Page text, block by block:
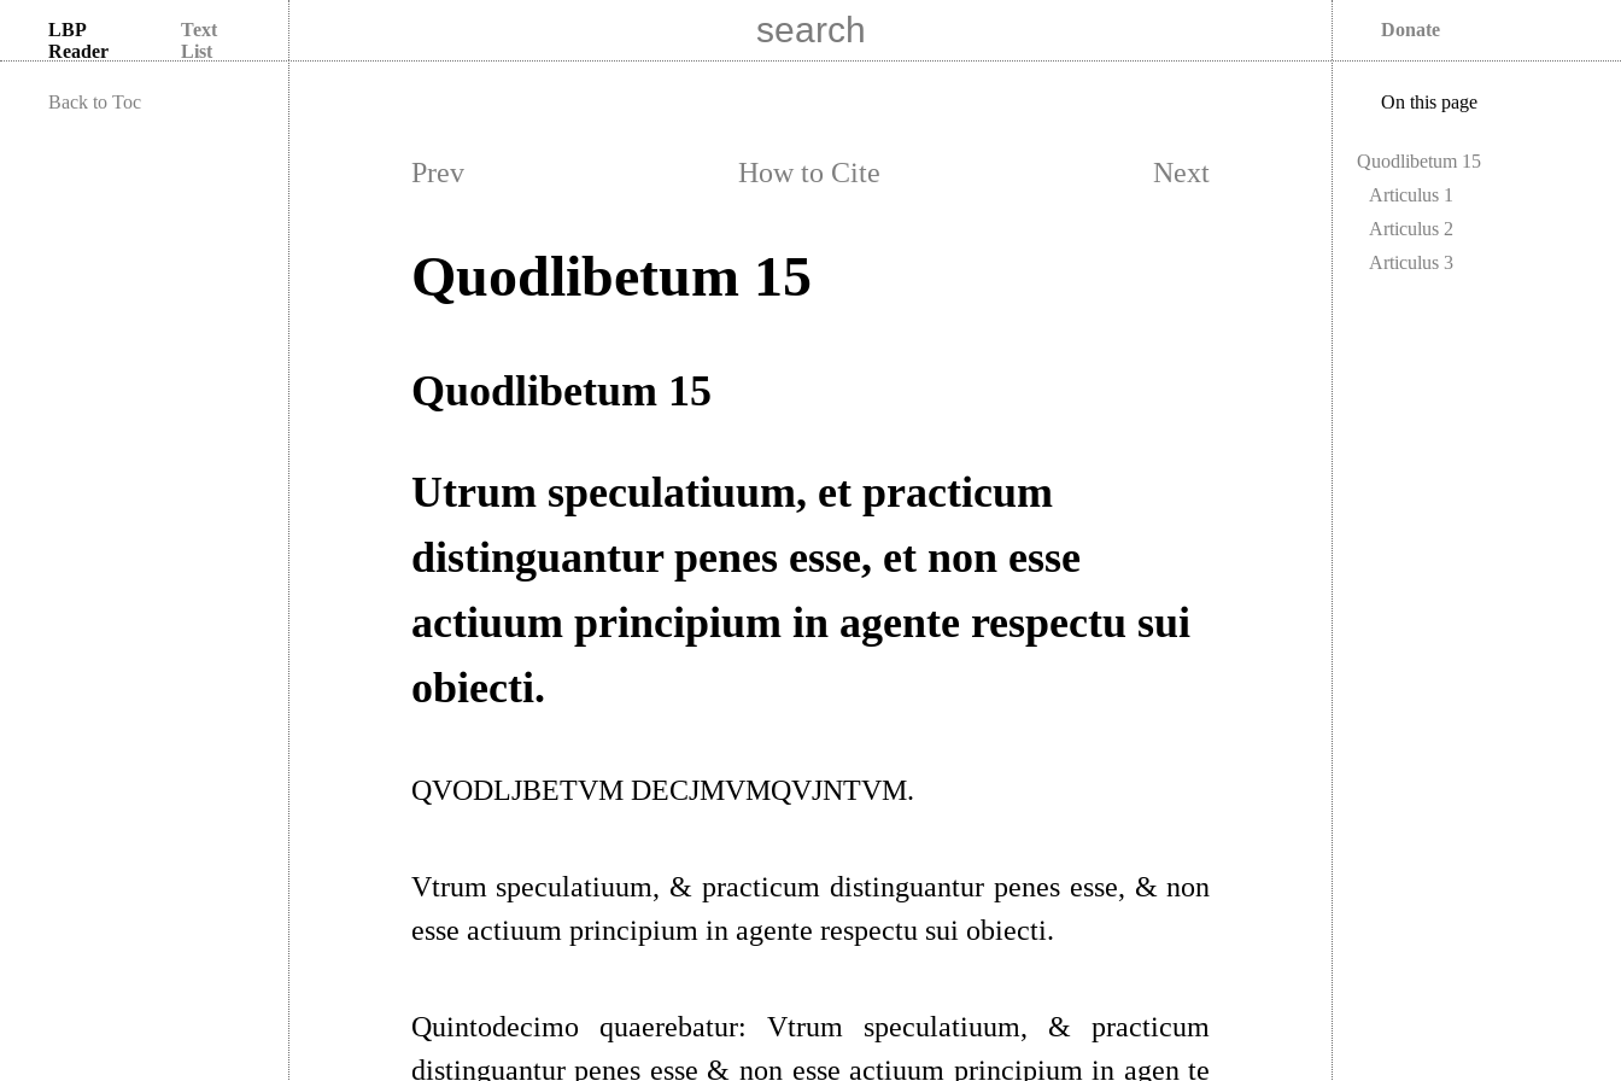
LBP
Reader
Text
List
Donate
Back to Toc
Prev How to Cite Next
Quodlibetum 15
Quodlibetum 15
Utrum speculatiuum, et practicum
distinguantur penes esse, et non esse
actiuum principium in agente respectu sui
obiecti.
QVODLJBETVM DECJMVMQVJNTVM.
Vtrum speculatiuum, & practicum distinguantur penes esse, & non
esse actiuum principium in agente respectu sui obiecti.
Quintodecimo quaerebatur: Vtrum speculatiuum, & practicum
distinguantur penes esse & non esse actiuum principium in agen te
On this page
Quodlibetum 15
Articulus 1
Articulus 2
Articulus 3